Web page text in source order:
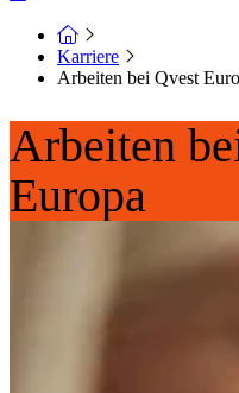
Karriere
Arbeiten bei Qvest
Arbeiten
Europa